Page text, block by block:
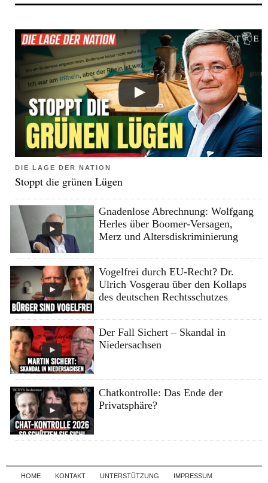
DIE LAGE DER NATION
Stoppt die grünen Lügen
Gnadenlose Abrechnung: Wolfgang
Herles über Boomer-Versagen,
Merz und Altersdiskriminierung
Vogelfrei durch EU-Recht? Dr.
Ulrich Vosgerau über den Kollaps
des deutschen Rechtsschutzes
Der Fall Sichert – Skandal in
Niedersachsen
Chatkontrolle: Das Ende der
Privatsphäre?
Skip to content
HOME KONTAKT UNTERSTÜTZUNG IMPRESSUM